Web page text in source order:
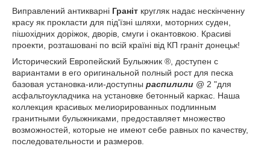
Виправлений антикварні Граніт кругляк надає нескінченну
красу як прокласти для під'їзні шляхи, моторних суден,
пішохідних доріжок, дворів, смуги і окантовкою. Красиві
проекти, розташовані по всій країні від КП граніт донецьк!
Исторический Европейский Булыжник ®, доступен с
вариантами в его оригинальной полный рост для песка
базовая установка-или-доступны распилили @ 2 "для
асфальтоукладчика на установке бетонный каркас. Наша
коллекция красивых мелиорированных подлинным
гранитными булыжниками, предоставляет множество
возможностей, которые не имеют себе равных по качеству,
последовательности и размеров.